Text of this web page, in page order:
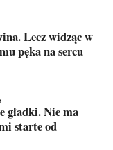
Lecz widząc w
pęka na sercu
gładki. Nie ma
starte od